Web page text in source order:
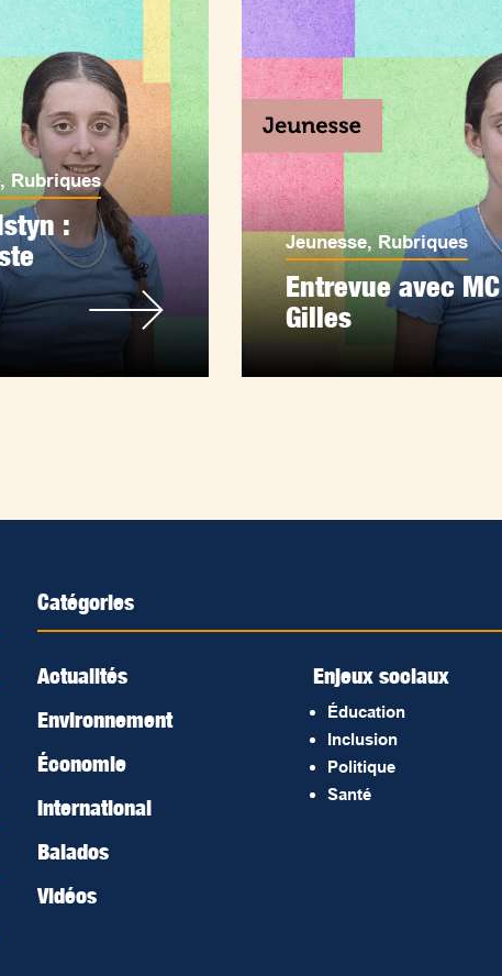
,Rubriques
:
Jeunesse, Rubriques
Entrevue avec MC
Gilles
Catégories
Actualités
Environnement
Économie
International
Balados
Vidéos
Enjeux sociaux
Éducation
Inclusion
Politique
Santé